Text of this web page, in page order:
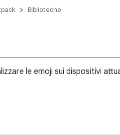
Biblioteche
le emoji sui dispositivi